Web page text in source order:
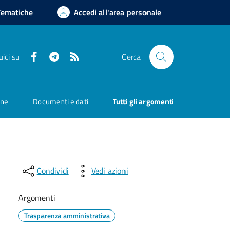
Accedi all'area personale
su FacebookTelegram Cerca
Documenti e dati Tutti gli argomenti
Condividi Vedi azioni
Argomenti
Trasparenza amministrativa